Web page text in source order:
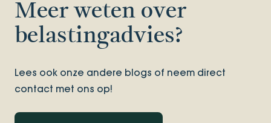
Meer weten over
belastingadvies?
Lees ook onze andere blogs of neem direct
contact met ons op!